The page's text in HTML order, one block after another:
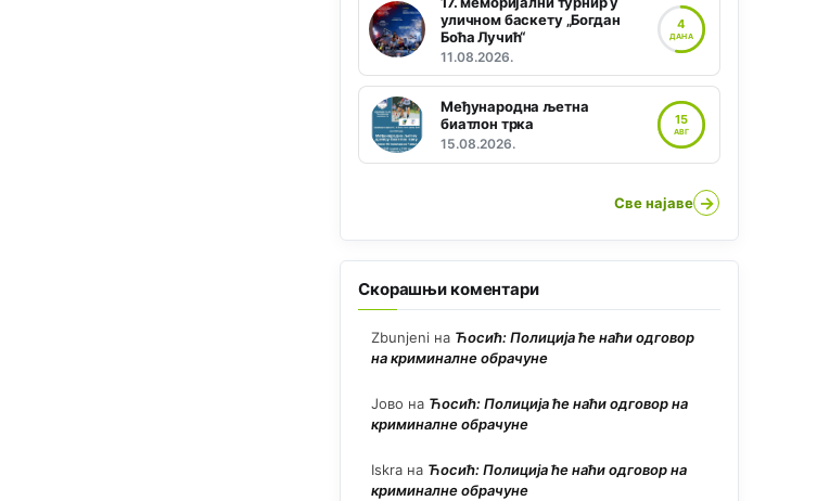
уличном баскету „Богдан
Боћа Лучић“
11.08.2026.
4
ДАНА
Међународна љетна
биатлон трка
15.08.2026.
15
АВГ
Све најаве →
Скорашњи коментари
Zbunjeni на Ћосић: Полиција ће наћи одговор
на криминалне обрачуне
Јово на Ћосић: Полиција ће наћи одговор на
криминалне обрачуне
Iskra на Ћосић: Полиција ће наћи одговор на
криминалне обрачуне